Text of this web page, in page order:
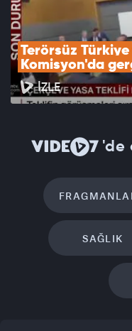
Terörsüz
Komisyon'da
İZLE
'de
SAĞLIK